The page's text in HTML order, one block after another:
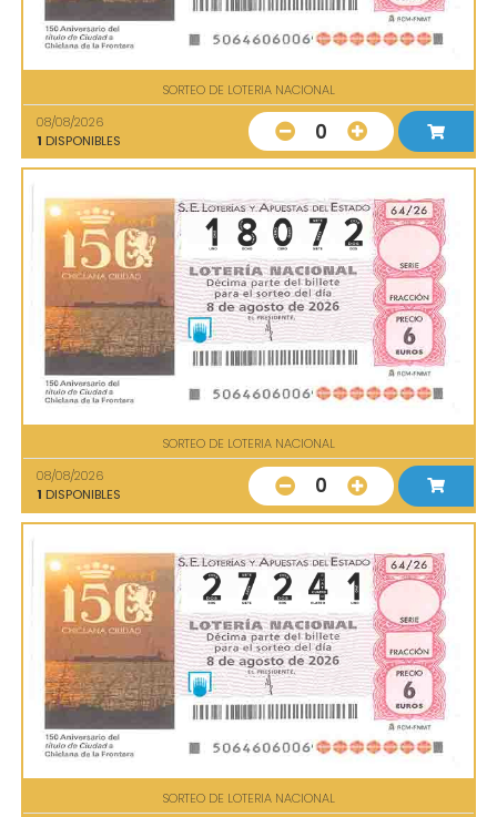
SORTEO DE LOTERIA NACIONAL
08/08/2026
1 DISPONIBLES 0
SORTEO DE LOTERIA NACIONAL
08/08/2026
1 DISPONIBLES 0
SORTEO DE LOTERIA NACIONAL